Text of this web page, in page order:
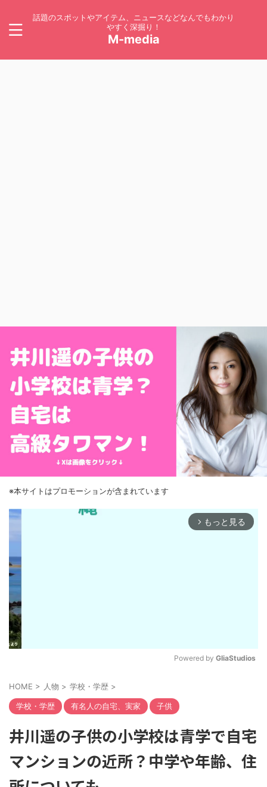
話題のスポットやアイテム、ニュースなどなんでもわかり
やすく深掘り！
M-media
※本サイトはプロモーションが含まれています
arrow_forward_ios もっと見る
Powered by GliaStudios
HOME > 人物 > 学校・学歴 >
学校・学歴 有名人の自宅、実家 子供
井川遥の子供の小学校は青学で自宅
マンションの近所？中学や年齢、住